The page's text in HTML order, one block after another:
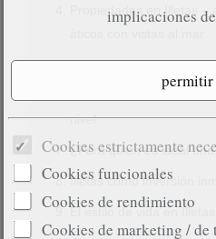
Propiedades en Illetas –
Las impresionantes
nivel
¿Para quién es ideal una
Illetas como inversión
El estilo de vida en Illetas
implicaciones
Cookies estrictamente
Cookies funcionales
Cookies de rendimiento
Cookies de marketing / de